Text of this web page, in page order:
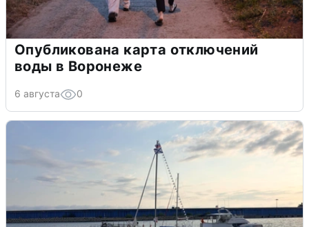
Опубликована карта отключений
воды в Воронеже
6 августа 0